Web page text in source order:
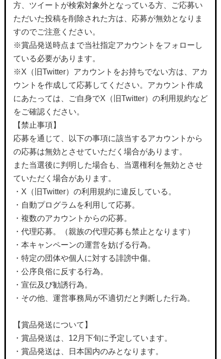
方、ツイートが検索対象外となっている方、ご応募い
ただいた投稿を削除された方は、応募が無効となりま
すのでご注意ください。
※賞品発送時点まで当社指定アカウントをフォローし
ている必要があります。
※X（旧Twitter）アカウントをお持ちでない方は、アカ
ウントを作成して応募してください。アカウント作成
にあたっては、ご自身でX（旧Twitter）の利用規約など
をご確認ください。
【禁止事項】
応募を通じて、以下の事項に該当するアカウントから
の応募は無効とさせていただく場合があります。
また当選後に判明した場合も、当選権利を無効とさせ
ていただく場合があります。
・X（旧Twitter）の利用規約に違反している。
・自動プログラムを利用して応募。
・複数のアカウントからの応募。
・代理応募。（親族の代理応募も禁止となります）
・本キャンペーンの運営を妨げる行為。
・特定の団体や個人に対する誹謗中傷。
・公序良俗に反する行為。
・宣伝及び勧誘行為。
・その他、運営事務局が不適切だと判断した行為。
【賞品発送について】
・賞品発送は、12月下旬に予定しています。
・賞品発送は、日本国内のみとなります。